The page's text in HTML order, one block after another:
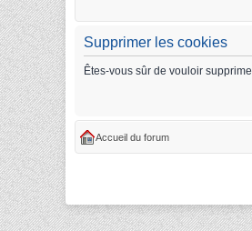
Supprimer les cookies
Êtes-vous sûr de vouloir
Accueil du forum